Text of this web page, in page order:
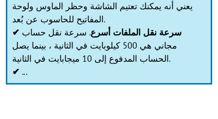
يعني أنه يمكنك تعتيم الشاشة وحظر الماوس ولوحة
المفاتيح للحاسوب عن بُعد.
✔ سرعة نقل الملفات أسرع. سرعة نقل حساب
مجاني هي 500 كيلوبايت في الثانية ، بينما يصل
الحساب المدفوع إلى 10 ميجابايت في الثانية.
✔ ...